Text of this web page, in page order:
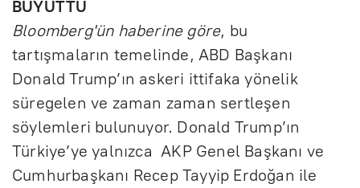
BÜYÜTTÜ
Bloomberg'ün haberine göre, bu
tartışmaların temelinde, ABD Başkanı
Donald Trump’ın askeri ittifaka yönelik
süregelen ve zaman zaman sertleşen
söylemleri bulunuyor. Donald Trump’ın
Türkiye’ye yalnızca AKP Genel Başkanı ve
Cumhurbaşkanı Recep Tayyip Erdoğan ile